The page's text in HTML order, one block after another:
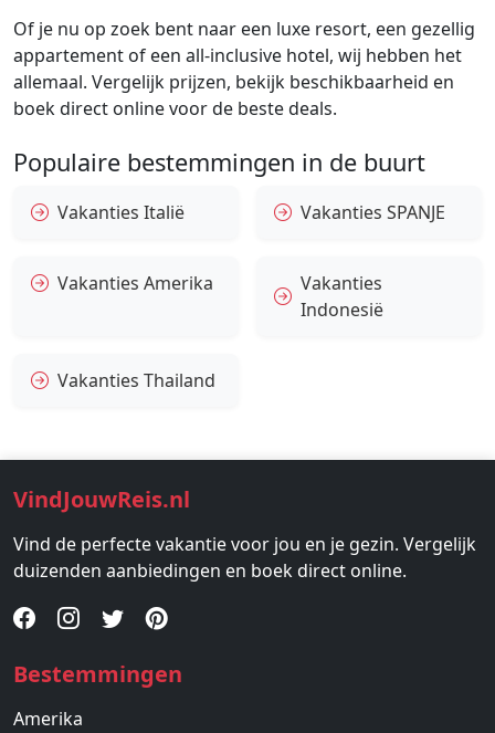
Of je nu op zoek bent naar een luxe resort, een gezellig
appartement of een all-inclusive hotel, wij hebben het
allemaal. Vergelijk prijzen, bekijk beschikbaarheid en
boek direct online voor de beste deals.
Populaire bestemmingen in de buurt
Vakanties Italië Vakanties SPANJE
Vakanties Amerika
Vakanties
Indonesië
Vakanties Thailand
VindJouwReis.nl
Vind de perfecte vakantie voor jou en je gezin. Vergelijk
duizenden aanbiedingen en boek direct online.
Bestemmingen
Amerika